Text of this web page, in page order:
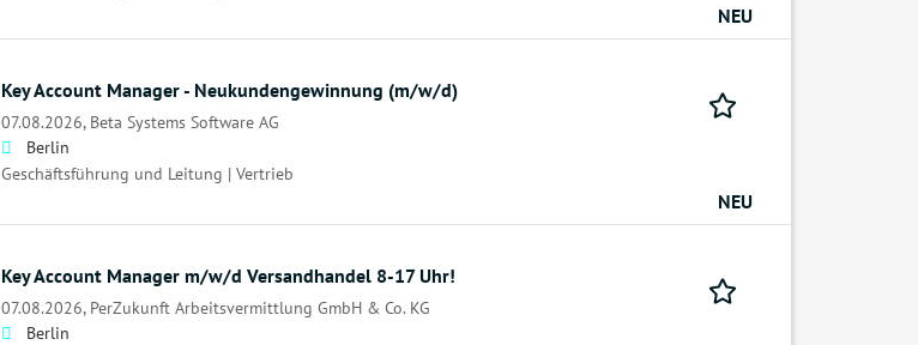
NEU
Key Account Manager - Neukundengewinnung (m/w/d)
07.08.2026, Beta Systems Software AG
Berlin
Geschäftsführung und Leitung | Vertrieb
NEU
Key Account Manager m/w/d Versandhandel 8-17 Uhr!
07.08.2026, PerZukunft Arbeitsvermittlung GmbH & Co. KG
Berlin